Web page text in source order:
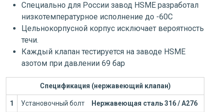
Специально для России завод HSME разработал
низкотемпературное исполнение до -60С
Цельнокорпусной корпус исключает вероятность
течи.
Каждый клапан тестируется на заводе HSME
азотом при давлении 69 бар
Спецификация (нержавеющий клапан)
1 Установочный болт Нержавеющая сталь 316 / А276